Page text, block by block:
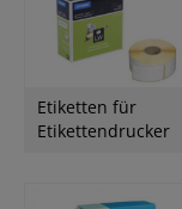
Etiketten für
Etikettendrucker